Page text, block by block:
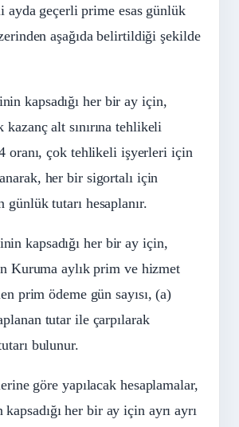
ayda geçerli prime esas günlük
aşağıda belirtildiği şekilde
kapsadığı her bir ay için,
kazanç alt sınırına tehlikeli
oranı, çok tehlikeli işyerleri için
her bir sigortalı için
günlük tutarı hesaplanır.
kapsadığı her bir ay için,
Kuruma aylık prim ve hizmet
prim ödeme gün sayısı, (a)
tutar ile çarpılarak
bulunur.
göre yapılacak hesaplamalar,
her bir ay için ayrı ayrı